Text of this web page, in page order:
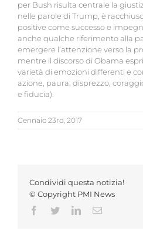
per Bush risulta centrale la
nelle parole di Trump, è
positive come successo e
anche qualche riferimento alla
emergere l’attenzione verso la
mentre il discorso di Obama
varietà di emozioni differenti e
azione, paura, disprezzo,
e fiducia).
Gennaio 23rd, 2017
Condividi questa notizia!
© Copyright PMI News
Facebook
TwitterLinkedInEmail